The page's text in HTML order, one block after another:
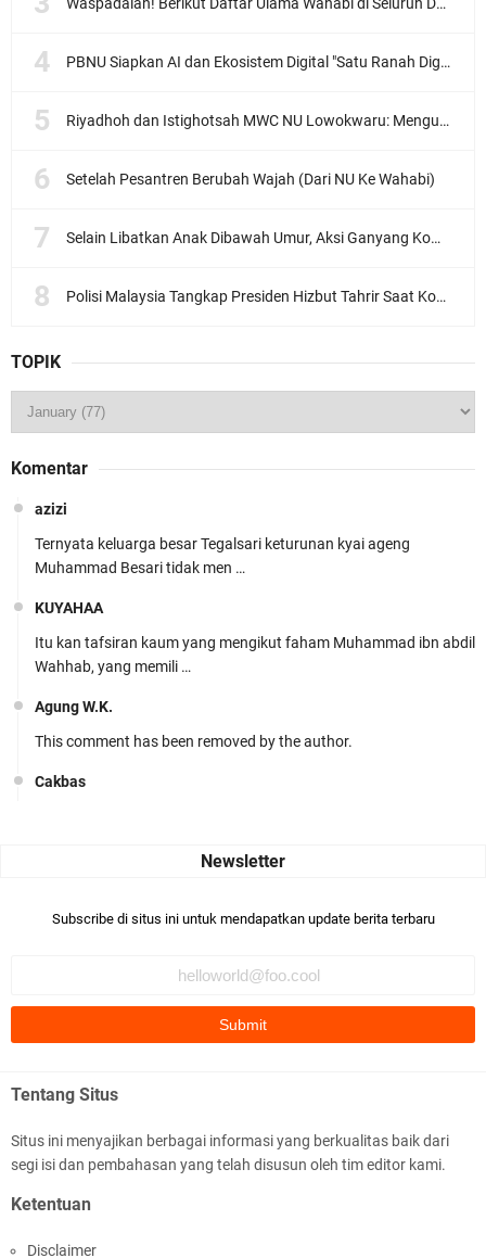
PBNU Siapkan AI dan Ekosistem Digital "Satu Ranah Digital untuk Ulama", Siap Diluncurkan dalam Waktu Dekat!
Riyadhoh dan Istighotsah MWC NU Lowokwaru: Menguatkan Doa, Menjalin Ukhuwah Menyambut Muktamar NU ke-35
Setelah Pesantren Berubah Wajah (Dari NU Ke Wahabi)
Selain Libatkan Anak Dibawah Umur, Aksi Ganyang Komunis Jadi Sorotan Karena Ada Narasi Halal Sembelih Orang
Polisi Malaysia Tangkap Presiden Hizbut Tahrir Saat Konferensi Pers
TOPIK
Komentar
azizi
Ternyata keluarga besar Tegalsari keturunan kyai ageng
Muhammad Besari tidak men …
KUYAHAA
Itu kan tafsiran kaum yang mengikut faham Muhammad ibn abdil
Wahhab, yang memili …
Agung W.K.
This comment has been removed by the author.
Cakbas
Bismillaah semoga pembuat artikel Alloh berikan pemahaman yg
Ada sejumlah pertanyaan kepada Anda dan jawablah dengan
mengikuti ust. K …
Anonymous
Subscribe di situs ini untuk mendapatkan update berita terbaru
Tentang Situs
Situs ini menyajikan berbagai informasi yang berkualitas baik dari
segi isi dan pembahasan yang telah disusun oleh tim editor kami.
Ketentuan
Disclaimer